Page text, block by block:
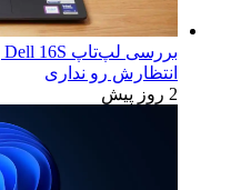
انتظارش رو نداری
2 روز پیش